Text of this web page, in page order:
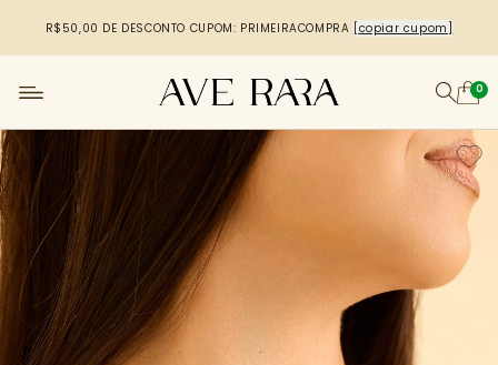
R$50,00 DE DESCONTO CUPOM: PRIMEIRACOMPRA [copiar cupom]
0